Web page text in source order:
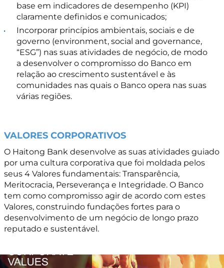
base em indicadores de desempenho (KPI)
claramente definidos e comunicados;
Incorporar princípios ambientais, sociais e de
governo (environment, social and governance,
“ESG”) nas suas atividades de negócio, de modo
a desenvolver o compromisso do Banco em
relação ao crescimento sustentável e às
comunidades nas quais o Banco opera nas suas
várias regiões.
VALORES CORPORATIVOS
O Haitong Bank desenvolve as suas atividades guiado
por uma cultura corporativa que foi moldada pelos
seus 4 Valores fundamentais: Transparência,
Meritocracia, Perseverança e Integridade. O Banco
tem como compromisso agir de acordo com estes
Valores, construindo fundações fortes para o
desenvolvimento de um negócio de longo prazo
reputado e sustentável.